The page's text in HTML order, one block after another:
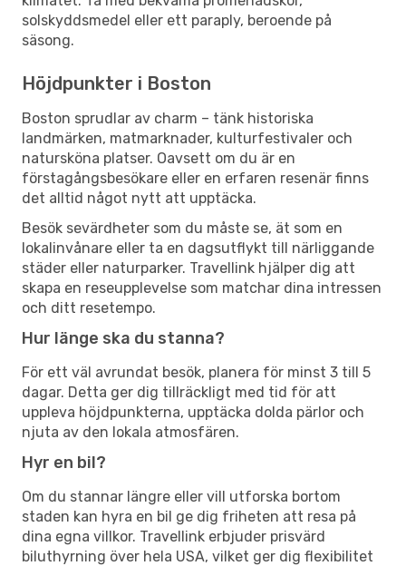
solskyddsmedel eller ett paraply, beroende på
säsong.
Höjdpunkter i Boston
Boston sprudlar av charm – tänk historiska
landmärken, matmarknader, kulturfestivaler och
natursköna platser. Oavsett om du är en
förstagångsbesökare eller en erfaren resenär finns
det alltid något nytt att upptäcka.
Besök sevärdheter som du måste se, ät som en
lokalinvånare eller ta en dagsutflykt till närliggande
städer eller naturparker. Travellink hjälper dig att
skapa en reseupplevelse som matchar dina intressen
och ditt resetempo.
Hur länge ska du stanna?
För ett väl avrundat besök, planera för minst 3 till 5
dagar. Detta ger dig tillräckligt med tid för att
uppleva höjdpunkterna, upptäcka dolda pärlor och
njuta av den lokala atmosfären.
Hyr en bil?
Om du stannar längre eller vill utforska bortom
staden kan hyra en bil ge dig friheten att resa på
dina egna villkor. Travellink erbjuder prisvärd
biluthyrning över hela USA, vilket ger dig flexibilitet